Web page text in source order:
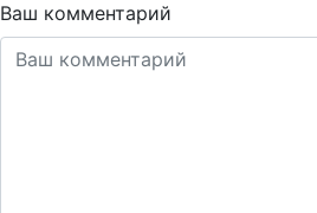
Ваш комментарий